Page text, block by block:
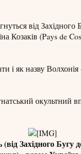
від
(Pays de
як назву
окультний
Західного Бугу